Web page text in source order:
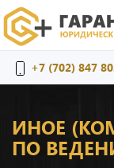
+7 (702) 847
ИНОЕ
ПО